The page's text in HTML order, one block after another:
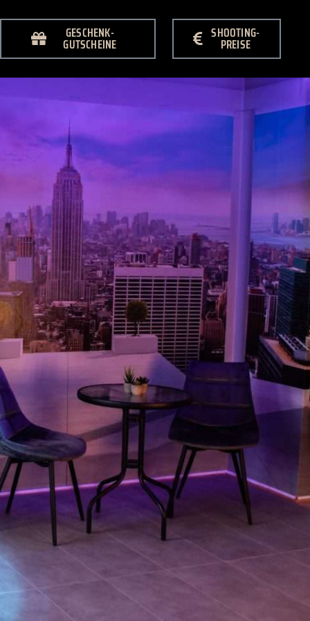
GESCHENK-
GUTSCHEINE
SHOOTING-
PREISE